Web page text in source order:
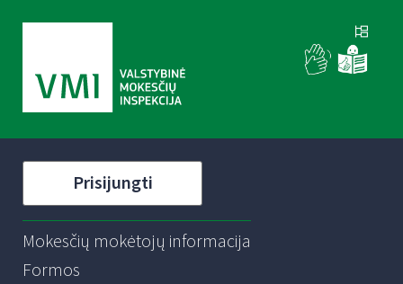
Prisijungti
Mokesčių mokėtojų informacija
Formos